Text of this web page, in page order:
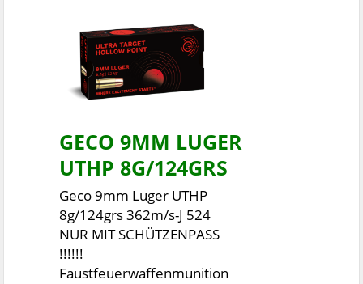
GECO 9MM LUGER
UTHP 8G/124GRS
Geco 9mm Luger UTHP
8g/124grs 362m/s-J 524
NUR MIT SCHÜTZENPASS
!!!!!!
Faustfeuerwaffenmunition